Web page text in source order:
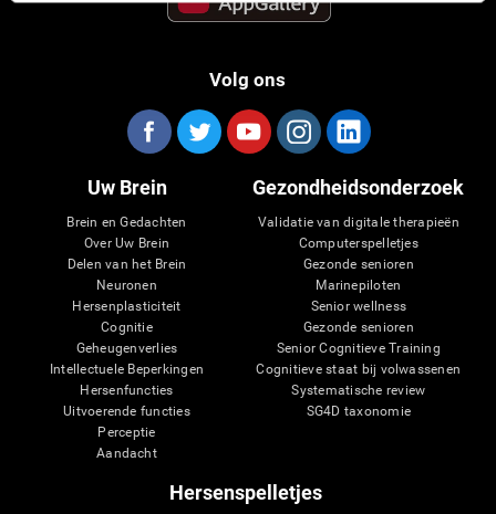
Volg ons
Uw Brein
Brein en Gedachten
Over Uw Brein
Delen van het Brein
Neuronen
Hersenplasticiteit
Cognitie
Geheugenverlies
Intellectuele Beperkingen
Hersenfuncties
Uitvoerende functies
Perceptie
Aandacht
Gezondheidsonderzoek
Validatie van digitale therapieën
Computerspelletjes
Gezonde senioren
Marinepiloten
Senior wellness
Gezonde senioren
Senior Cognitieve Training
Cognitieve staat bij volwassenen
Systematische review
SG4D taxonomie
Hersenspelletjes